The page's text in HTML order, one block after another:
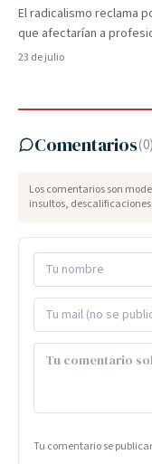
El radicalismo reclama
que afectarían a
23 de julio
Comentarios(0)
Los comentarios son
insultos,
Tu comentario se